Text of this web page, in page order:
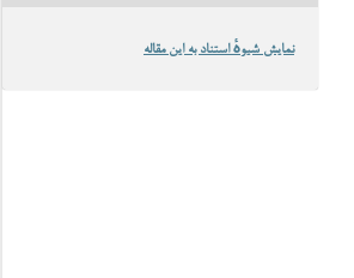
نمایش شیوهٔ استناد به این مقاله